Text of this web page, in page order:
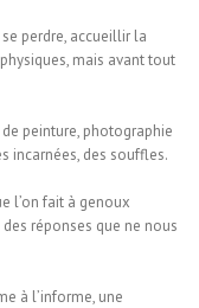
perdre, accueillir la
mais avant tout
peinture, photographie
incarnées, des souffles.
l’on fait à genoux
réponses que ne nous
à l’informe, une